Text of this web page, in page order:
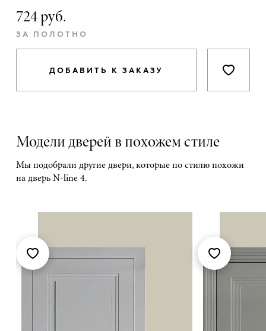
724 руб.
ЗА ПОЛОТНО
ДОБАВИТЬ К ЗАКАЗУ
Модели дверей в похожем стиле
Мы подобрали другие двери, которые по стилю похожи
на дверь N-line 4.